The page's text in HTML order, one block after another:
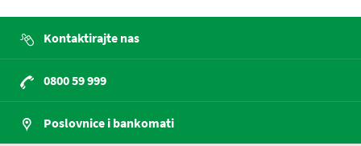
Kontaktirajte nas
0800 59 999
Poslovnice i bankomati